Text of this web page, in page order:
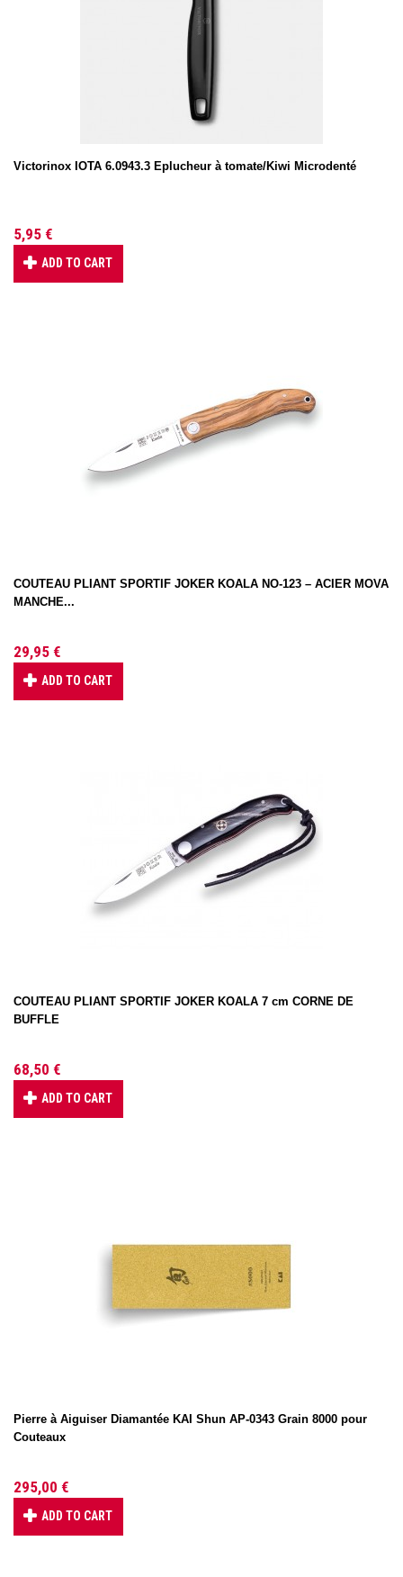
Victorinox IOTA 6.0943.3 Eplucheur à tomate/Kiwi Microdenté
5,95 €
ADD TO CART
COUTEAU PLIANT SPORTIF JOKER KOALA NO-123 – ACIER MOVA
MANCHE...
29,95 €
ADD TO CART
COUTEAU PLIANT SPORTIF JOKER KOALA 7 cm CORNE DE
BUFFLE
68,50 €
ADD TO CART
Pierre à Aiguiser Diamantée KAI Shun AP-0343 Grain 8000 pour
Couteaux
295,00 €
ADD TO CART